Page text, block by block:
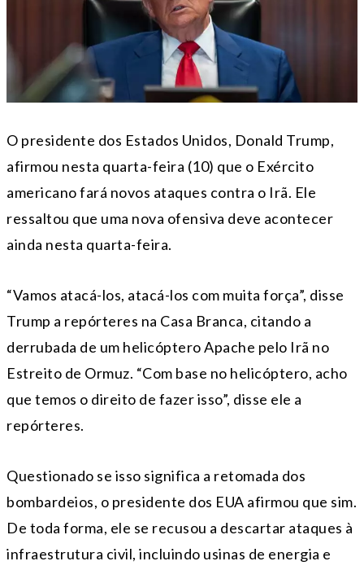
O presidente dos Estados Unidos, Donald Trump,
afirmou nesta quarta-feira (10) que o Exército
americano fará novos ataques contra o Irã. Ele
ressaltou que uma nova ofensiva deve acontecer
ainda nesta quarta-feira.
“Vamos atacá-los, atacá-los com muita força”, disse
Trump a repórteres na Casa Branca, citando a
derrubada de um helicóptero Apache pelo Irã no
Estreito de Ormuz. “Com base no helicóptero, acho
que temos o direito de fazer isso”, disse ele a
repórteres.
Questionado se isso significa a retomada dos
bombardeios, o presidente dos EUA afirmou que sim.
De toda forma, ele se recusou a descartar ataques à
infraestrutura civil, incluindo usinas de energia e